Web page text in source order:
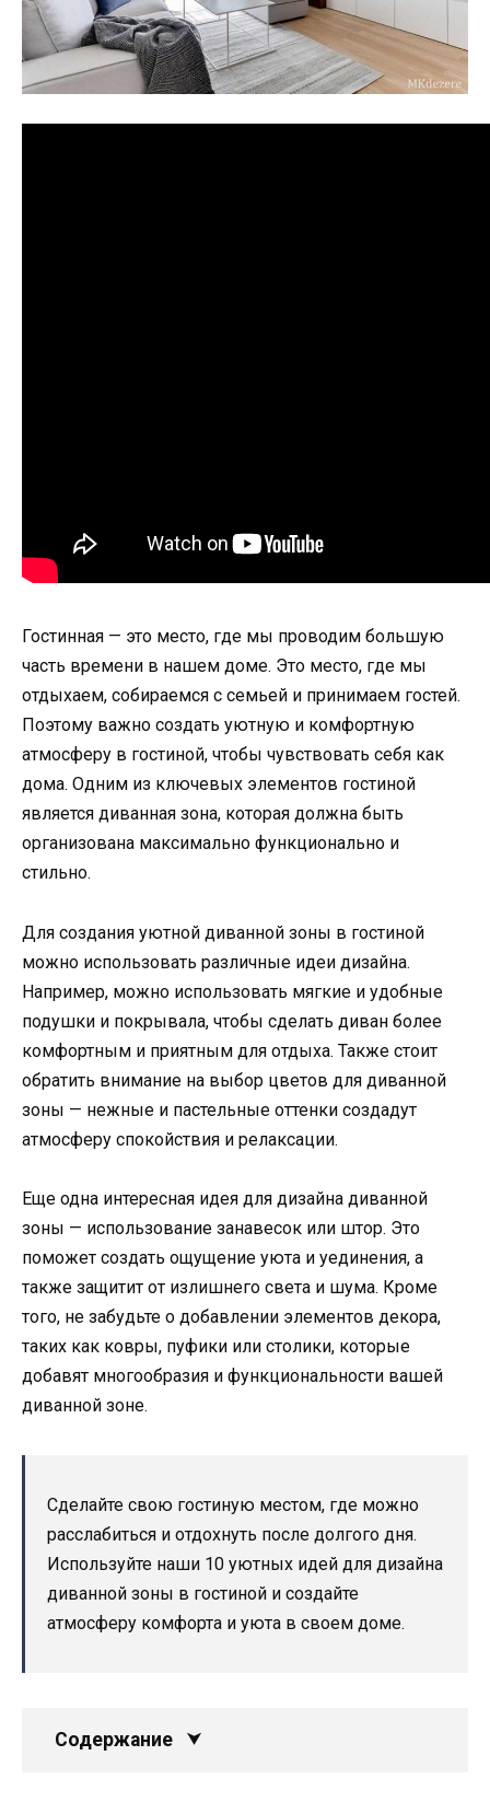
Гостинная — это место, где мы проводим большую
часть времени в нашем доме. Это место, где мы
отдыхаем, собираемся с семьей и принимаем гостей.
Поэтому важно создать уютную и комфортную
атмосферу в гостиной, чтобы чувствовать себя как
дома. Одним из ключевых элементов гостиной
является диванная зона, которая должна быть
организована максимально функционально и
стильно.
Для создания уютной диванной зоны в гостиной
можно использовать различные идеи дизайна.
Например, можно использовать мягкие и удобные
подушки и покрывала, чтобы сделать диван более
комфортным и приятным для отдыха. Также стоит
обратить внимание на выбор цветов для диванной
зоны — нежные и пастельные оттенки создадут
атмосферу спокойствия и релаксации.
Еще одна интересная идея для дизайна диванной
зоны — использование занавесок или штор. Это
поможет создать ощущение уюта и уединения, а
также защитит от излишнего света и шума. Кроме
того, не забудьте о добавлении элементов декора,
таких как ковры, пуфики или столики, которые
добавят многообразия и функциональности вашей
диванной зоне.
Сделайте свою гостиную местом, где можно
расслабиться и отдохнуть после долгого дня.
Используйте наши 10 уютных идей для дизайна
диванной зоны в гостиной и создайте
атмосферу комфорта и уюта в своем доме.
Содержание